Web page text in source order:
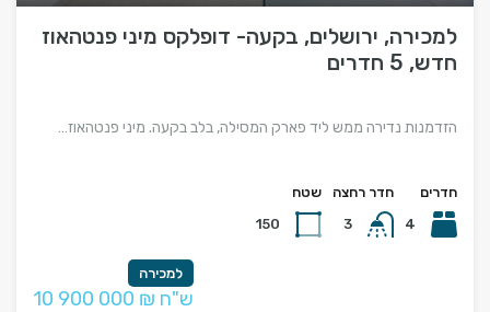
למכירה, ירושלים, בקעה- דופלקס מיני פנטהאוז
חדש, 5 חדרים
הזדמנות נדירה ממש ליד פארק המסילה, בלב בקעה. מיני פנטהאוז…
חדרים
4
חדר רחצה
3
שטח
150
למכירה
10 900 000 ₪ ש"ח